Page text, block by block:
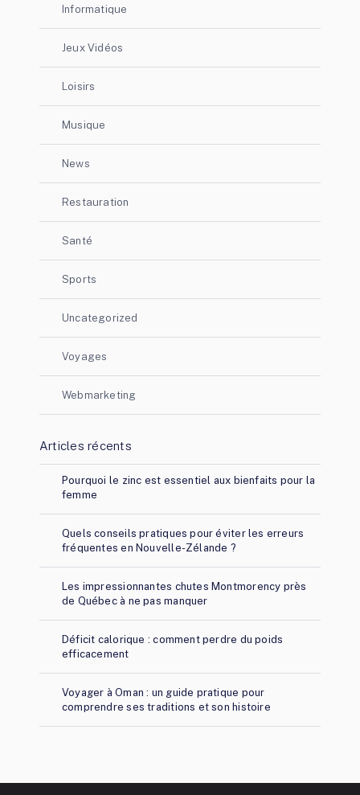
Informatique
Jeux Vidéos
Loisirs
Musique
News
Restauration
Santé
Sports
Uncategorized
Voyages
Webmarketing
Articles récents
Pourquoi le zinc est essentiel aux bienfaits pour la
femme
Quels conseils pratiques pour éviter les erreurs
fréquentes en Nouvelle-Zélande ?
Les impressionnantes chutes Montmorency près
de Québec à ne pas manquer
Déficit calorique : comment perdre du poids
efficacement
Voyager à Oman : un guide pratique pour
comprendre ses traditions et son histoire